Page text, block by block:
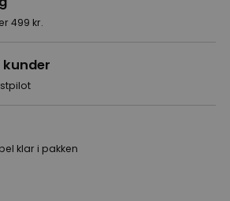
499 kr.
kunder
klar i pakken